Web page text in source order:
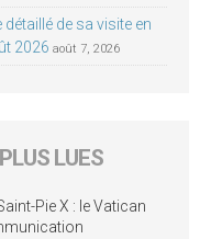
détaillé de sa visite en
2026 août 7, 2026
LUES
Pie X : le Vatican